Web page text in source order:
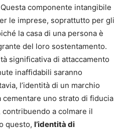
componente intangibile
le imprese, soprattutto per gli
la casa di una persona è
del loro sostentamento.
significativa di attaccamento
inaffidabili saranno
l’identità di un marchio
cementare uno strato di fiducia
a colmare il
questo, l’identità di